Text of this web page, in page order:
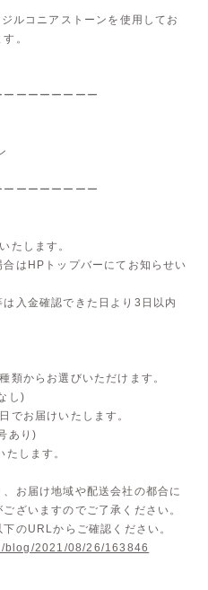
ルコニアストーンを使用してお
。
ーーーーーーー
ーーーーーーー
たします。
はHPトップバーにてお知らせい
入金確認できた日より3日以内
類からお選びいただけます。
し)
でお届けいたします。
あり)
します。
お届け地域や配送会社の都合に
ざいますのでご了承ください。
のURLからご確認ください。
2021/08/26/163846